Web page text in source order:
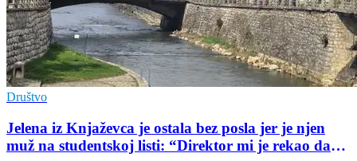
Društvo
Jelena iz Knjaževca je ostala bez posla jer je njen
muž na studentskoj listi: “Direktor mi je rekao da